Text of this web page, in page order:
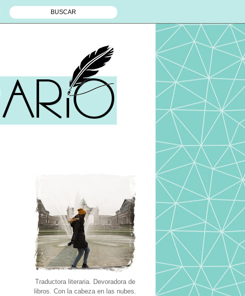
Traductora literaria. Devoradora de
libros. Con la cabeza en las nubes.